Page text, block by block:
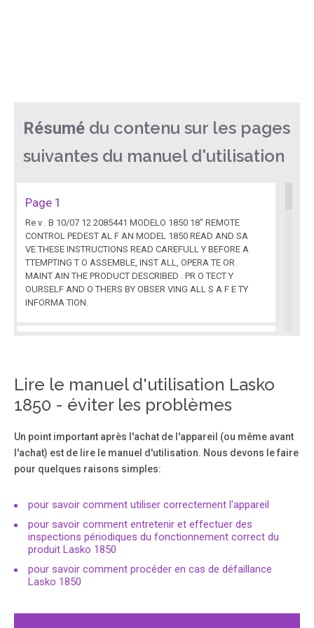
Résumé du contenu sur les pages
suivantes du manuel d'utilisation
Page 1
Re v . B 10/07 12 2085441 MODELO 1850 18" REMOTE
CONTROL PEDEST AL F AN MODEL 1850 READ AND SA
VE THESE INSTRUCTIONS READ CAREFULL Y BEFORE A
TTEMPTING T O ASSEMBLE, INST ALL, OPERA TE OR
MAINT AIN THE PRODUCT DESCRIBED . PR O TECT Y
OURSELF AND O THERS BY OBSER VING ALL S A F E TY
INFORMA TION.
MODELO 1850 Figura 13 Botón T emporizador Botón
Alimentación Botón V elocidad Baterías AAA Su
ventilador de pedestal con control remoto tiene , además,
la pieza cuadrada de Tiras de Fijacíon y adhiérala al
control remoto .
Rear Grill Figure 8 Blade Fan Spinner Plastic Nut Figure 8A
Pin Groo ve MODELO 1850 FUNCIONAMIENTO Este
Ventilador puede hacerse funcionar mediante los
Controles Manuales ubicados en la parte superior de la
Control Remoto (se muestra en la Figura 13 ).
Lire le manuel d'utilisation Lasko
1850 - éviter les problèmes
Un point important après l'achat de l'appareil (ou même avant
l'achat) est de lire le manuel d'utilisation. Nous devons le faire
pour quelques raisons simples:
pour savoir comment utiliser correctement l'appareil
pour savoir comment entretenir et effectuer des
inspections périodiques du fonctionnement correct du
produit Lasko 1850
pour savoir comment procéder en cas de défaillance
Lasko 1850